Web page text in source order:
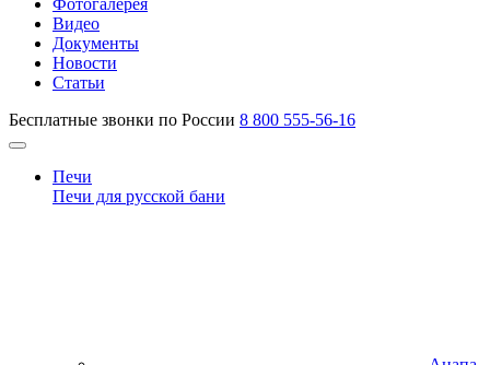
Видео
Документы
Новости
Статьи
Бесплатные звонки по России 8 800 555-56-16
Печи
Печи для русской бани